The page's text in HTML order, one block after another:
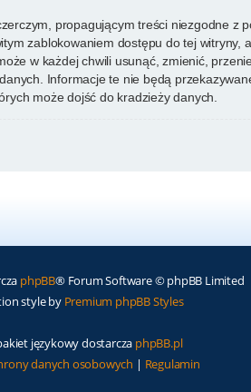
propagującym treści niezgodne z
zablokowaniem dostępu do tej
w każdej chwili usunąć, zmienić,
Informacje te nie będą
może dojść do kradzieży danych.
phpBB® Forum Software © phpBB Limited
style by Premium phpBB Styles
językowy dostarcza phpBB.pl
danych osobowych | Regulamin